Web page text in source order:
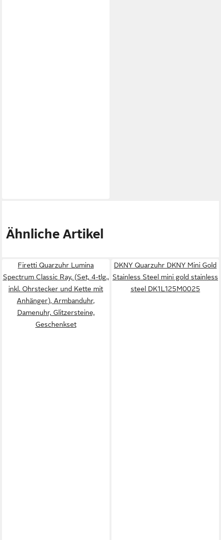
Ähnliche Artikel
Firetti Quarzuhr Lumina
Spectrum Classic Ray, (Set, 4-tlg.,
inkl. Ohrstecker und Kette mit
Anhänger), Armbanduhr,
Damenuhr, Glitzersteine,
Geschenkset
DKNY Quarzuhr DKNY Mini Gold
Stainless Steel mini gold stainless
steel DK1L125M0025